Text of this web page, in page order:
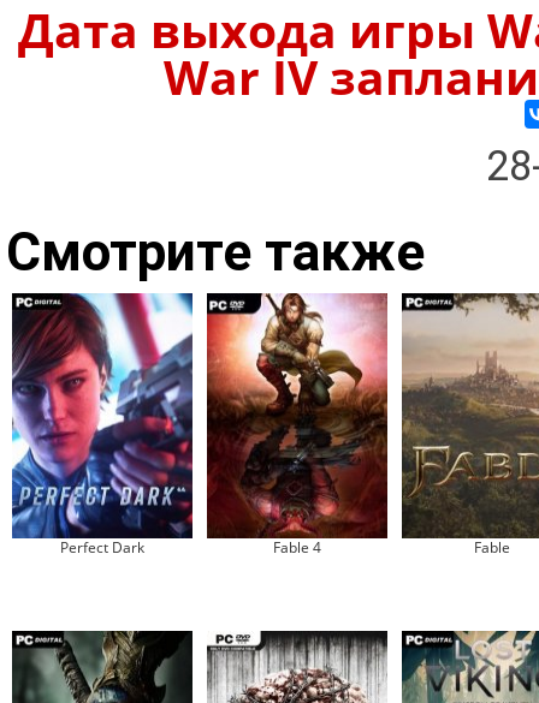
Дата выхода игры
War IV
Смотрите также
Perfect Dark Fable 4 Fable